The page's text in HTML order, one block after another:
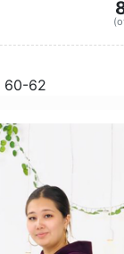
60-62